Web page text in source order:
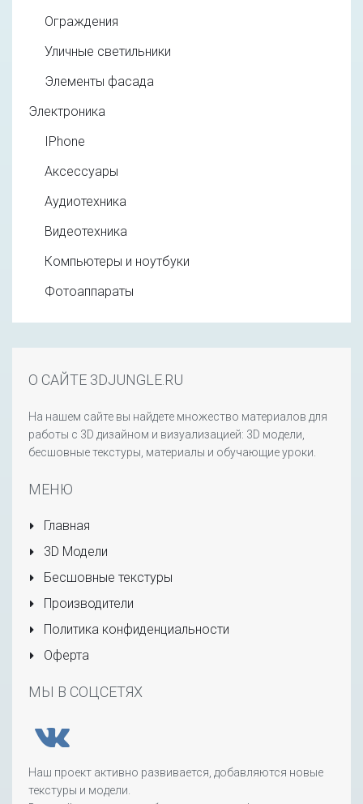
Ограждения
Уличные светильники
Элементы фасада
Электроника
IPhone
Аксессуары
Аудиотехника
Видеотехника
Компьютеры и ноутбуки
Фотоаппараты
О САЙТЕ 3DJUNGLE.RU
На нашем сайте вы найдете множество материалов для
работы с 3D дизайном и визуализацией: 3D модели,
бесшовные текстуры, материалы и обучающие уроки.
МЕНЮ
Главная
3D Модели
Бесшовные текстуры
Производители
Политика конфиденциальности
Оферта
МЫ В СОЦСЕТЯХ
Наш проект активно развивается, добавляются новые
текстуры и модели.